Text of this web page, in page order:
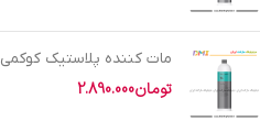
مات کننده پلاستیک کوکمی Kochchemie TS
تومان2.890.000